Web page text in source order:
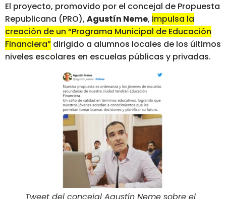
El proyecto, promovido por el concejal de Propuesta
Republicana (PRO), Agustín Neme, impulsa la
creación de un “Programa Municipal de Educación
Financiera” dirigido a alumnos locales de los últimos
niveles escolares en escuelas públicas y privadas.
Tweet del concejal Agustín Neme sobre el